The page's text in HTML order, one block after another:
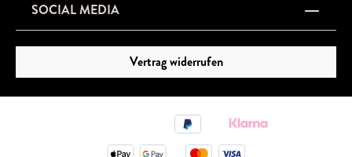
SOCIAL MEDIA
Vertrag widerrufen